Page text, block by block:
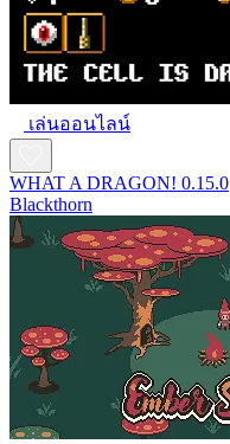
เล่นออนไลน์
WHAT A DRAGON! 0.15.0
Blackthorn